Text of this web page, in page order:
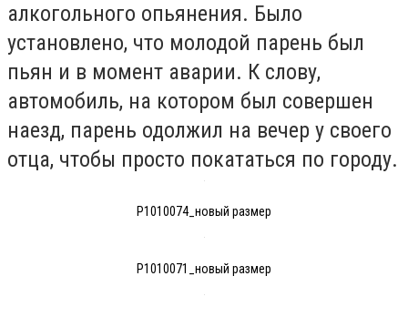
алкогольного опьянения. Было
установлено, что молодой парень был
пьян и в момент аварии. К слову,
автомобиль, на котором был совершен
наезд, парень одолжил на вечер у своего
отца, чтобы просто покататься по городу.
P1010074_новый размер
P1010071_новый размер